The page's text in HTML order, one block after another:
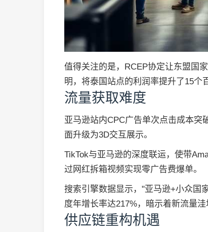
值得关注的是，RCEP协定让东盟国
明，将泰国站点的利润率提升了15个
流量获取难度
亚马逊站内CPC广告单次点击成本突
面升级为3D交互展示。
TikTok与亚马逊的深度联运，使带
过网红拆箱视频实现零广告费爆单。
搜索引擎数据显示，"亚马逊+小众国
度年增长率达217%，暗示着新流量洼
供应链重构机遇